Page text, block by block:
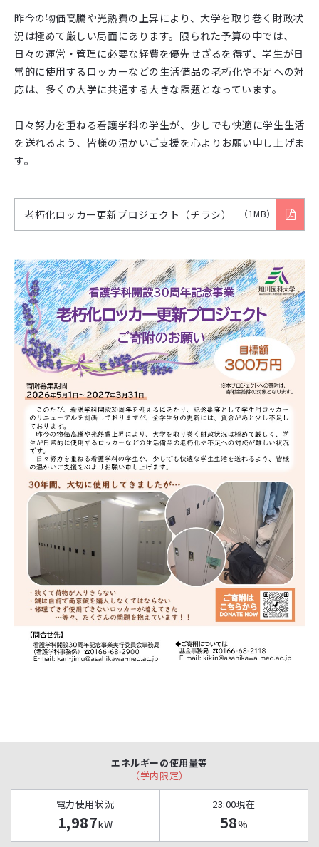
昨今の物価高騰や光熱費の上昇により、大学を取り巻く財政状
況は極めて厳しい局面にあります。限られた予算の中では、
日々の運営・管理に必要な経費を優先せざるを得ず、学生が日
常的に使用するロッカーなどの生活備品の老朽化や不足への対
応は、多くの大学に共通する大きな課題となっています。
日々努力を重ねる看護学科の学生が、少しでも快適に学生生活
を送れるよう、皆様の温かいご支援を心よりお願い申し上げま
す。
老朽化ロッカー更新プロジェクト（チラシ） （1MB）
エネルギーの使用量等
（学内限定）
電力使用状況
1,987kW
23:00現在
58%